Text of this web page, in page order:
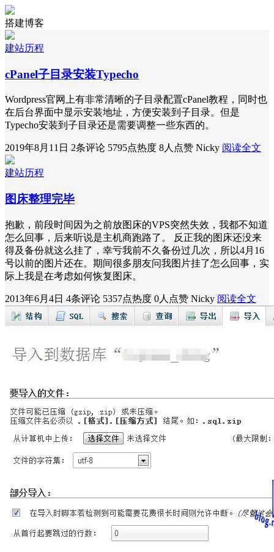
搭建博客
建站历程
cPanel子目录安装Typecho
Wordpress官网上有非常清晰的子目录配置cPanel教程，同时也
在后台界面中显示安装地址，方便安装到子目录。但是
Typecho安装到子目录还是需要调整一些东西的。
2019年8月11日 2条评论 5795点热度 8人点赞 Nicky 阅读全文
建站历程
图床整理完毕
抱歉，前段时间因为之前放图床的VPS突然失效，我都不知道
怎么回事，后来听说是主机商跑路了。 反正我的图床还没来
得及备份就这么挂了，幸亏我前不久备份过几次，所以4月16
号以前的图片还在。期间很多朋友问我图片挂了怎么回事，实
际上我是在考虑如何恢复图床。
2013年6月4日 4条评论 5357点热度 0人点赞 Nicky 阅读全文